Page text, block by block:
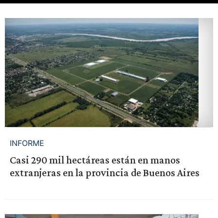
INFORME
Casi 290 mil hectáreas están en manos
extranjeras en la provincia de Buenos Aires